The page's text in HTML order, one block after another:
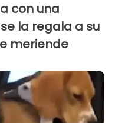
con una
la regala a su
meriende